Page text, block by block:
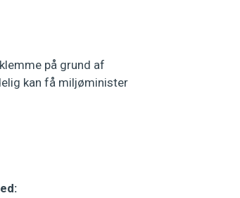
på grund af
kan få miljøminister